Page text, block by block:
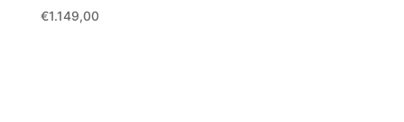
€1.149,00